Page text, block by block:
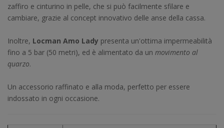
zaffiro e cinturino in pelle, che si può facilmente sfilare e
cambiare, grazie al concept innovativo delle anse della cassa.
Inoltre, Locman Amo Lady presenta un'ottima impermeabilità
fino a 5 bar (50 metri), ed è alimentato da un movimento al
quarzo.
Un accessorio raffinato e alla moda, perfetto per essere
indossato in ogni occasione.